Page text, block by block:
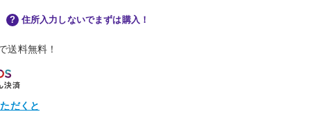
住所入力しないでまずは購入！
送料無料！
だくと